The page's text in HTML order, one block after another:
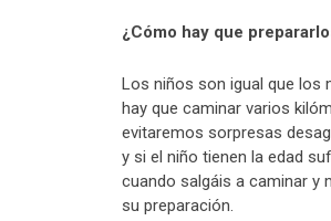
¿Cómo hay que
Los niños son igual que los
hay que caminar varios
evitaremos sorpresas
y si el niño tienen la edad
cuando salgáis a caminar y
su preparación.